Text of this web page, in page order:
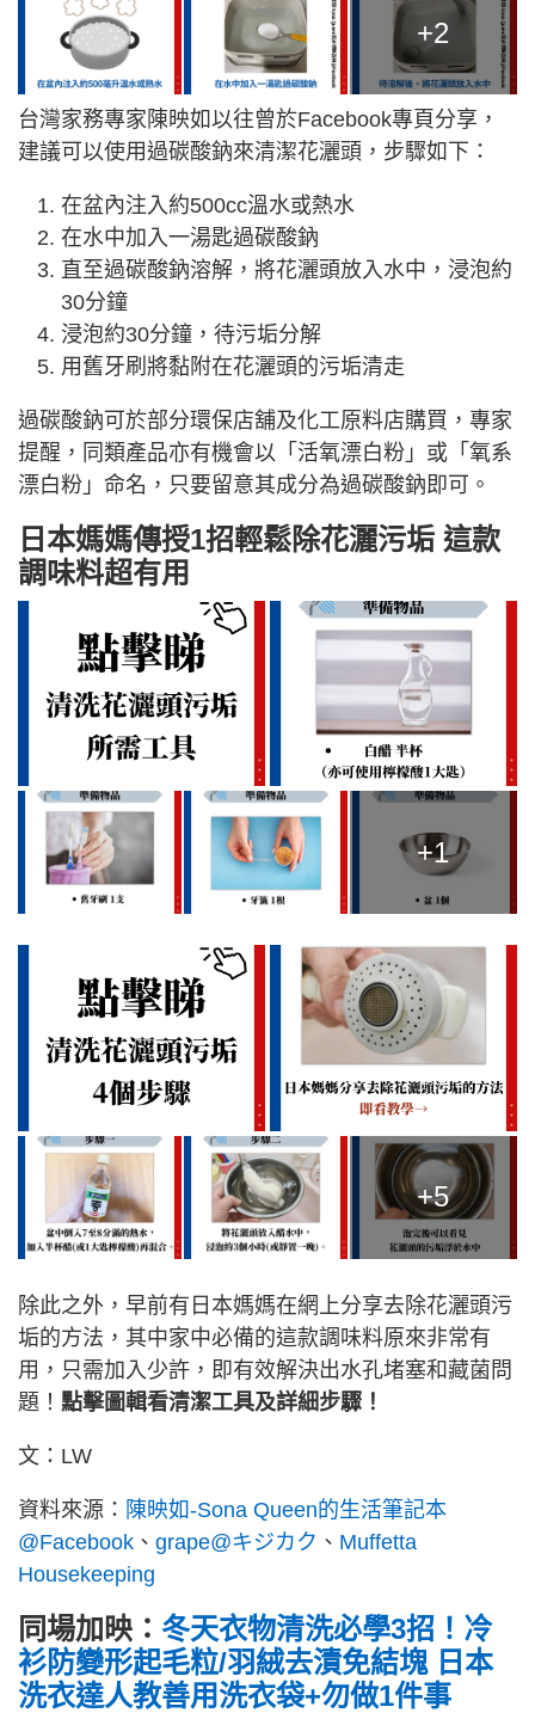
+2
台灣家務專家陳映如以往曾於Facebook專頁分享，
建議可以使用過碳酸鈉來清潔花灑頭，步驟如下：
在盆內注入約500cc溫水或熱水
在水中加入一湯匙過碳酸鈉
直至過碳酸鈉溶解，將花灑頭放入水中，浸泡約
30分鐘
浸泡約30分鐘，待污垢分解
用舊牙刷將黏附在花灑頭的污垢清走
過碳酸鈉可於部分環保店舖及化工原料店購買，專家
提醒，同類產品亦有機會以「活氧漂白粉」或「氧系
漂白粉」命名，只要留意其成分為過碳酸鈉即可。
日本媽媽傳授1招輕鬆除花灑污垢 這款
調味料超有用
+1
+5
除此之外，早前有日本媽媽在網上分享去除花灑頭污
垢的方法，其中家中必備的這款調味料原來非常有
用，只需加入少許，即有效解決出水孔堵塞和藏菌問
題！ 點擊圖輯看清潔工具及詳細步驟！
文：LW
資料來源： 陳映如-Sona Queen的生活筆記本
@Facebook 、 grape@キジカク 、 Muffetta
Housekeeping
同場加映： 冬天衣物清洗必學3招！冷
衫防變形起毛粒/羽絨去漬免結塊 日本
洗衣達人教善用洗衣袋+勿做1件事